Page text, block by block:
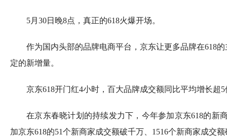
5月30日晚8点，真正的618火爆开场。
作为国内头部的品牌电商平台，京东让更多品牌在618
定的新增量。
京东618开门红4小时，百大品牌成交额同比平均增长超5
在京东春晓计划的持续发力下，今年参加京东618的新
加京东618的51个新商家成交额破千万、1516个新商家成交